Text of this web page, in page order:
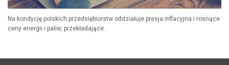
Na kondycję polskich przedsiębiorstw oddziałuje presja inflacyjna i rosnące
ceny energii i paliw, przekładające...